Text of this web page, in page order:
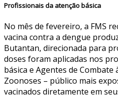
Profissionais da atenção básica
No mês de fevereiro, a FMS
vacina contra a dengue
Butantan, direcionada para
doses foram aplicadas nos
básica e Agentes de Combate
Zoonoses – público mais
vacinados diretamente em